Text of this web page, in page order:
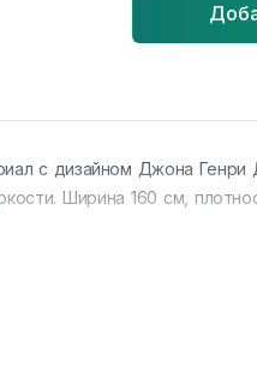
с дизайном Джона Генри
Ширина 160 см,
раппорт 398 мм,